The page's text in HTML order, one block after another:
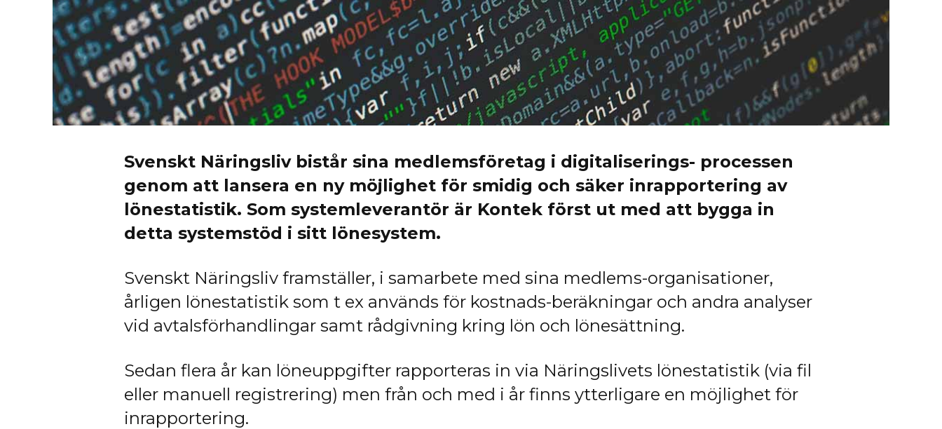
Svenskt Näringsliv bistår sina medlemsföretag i digitaliserings- processen
genom att lansera en ny möjlighet för smidig och säker inrapportering av
lönestatistik. Som systemleverantör är Kontek först ut med att bygga in
detta systemstöd i sitt lönesystem.
Svenskt Näringsliv framställer, i samarbete med sina medlems-organisationer,
årligen lönestatistik som t ex används för kostnads-beräkningar och andra analyser
vid avtalsförhandlingar samt rådgivning kring lön och lönesättning.
Sedan flera år kan löneuppgifter rapporteras in via Näringslivets lönestatistik (via fil
eller manuell registrering) men från och med i år finns ytterligare en möjlighet för
inrapportering.